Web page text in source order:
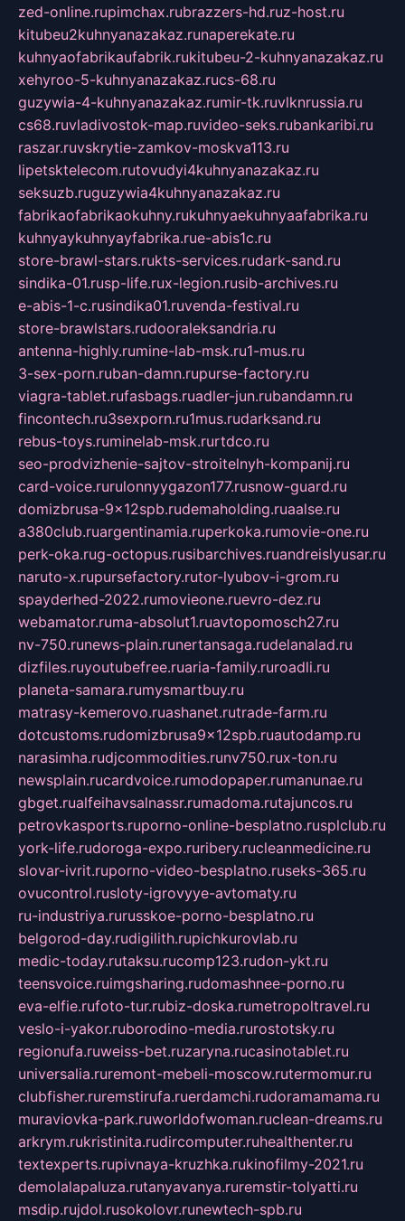
zed-online.rupimchax.rubrazzers-hd.ruz-host.ru
kitubeu2kuhnyanazakaz.runaperekate.ru
kuhnyaofabrikaufabrik.rukitubeu-2-kuhnyanazakaz.ru
xehyroo-5-kuhnyanazakaz.rucs-68.ru
guzywia-4-kuhnyanazakaz.rumir-tk.ruvlknrussia.ru
cs68.ruvladivostok-map.ruvideo-seks.rubankaribi.ru
raszar.ruvskrytie-zamkov-moskva113.ru
lipetsktelecom.rutovudyi4kuhnyanazakaz.ru
seksuzb.ruguzywia4kuhnyanazakaz.ru
fabrikaofabrikaokuhny.rukuhnyaekuhnyaafabrika.ru
kuhnyaykuhnyayfabrika.rue-abis1c.ru
store-brawl-stars.rukts-services.rudark-sand.ru
sindika-01.rusp-life.rux-legion.rusib-archives.ru
e-abis-1-c.rusindika01.ruvenda-festival.ru
store-brawlstars.rudooraleksandria.ru
antenna-highly.rumine-lab-msk.ru1-mus.ru
3-sex-porn.ruban-damn.rupurse-factory.ru
viagra-tablet.rufasbags.ruadler-jun.rubandamn.ru
fincontech.ru3sexporn.ru1mus.rudarksand.ru
rebus-toys.ruminelab-msk.rurtdco.ru
seo-prodvizhenie-sajtov-stroitelnyh-kompanij.ru
card-voice.rurulonnyygazon177.rusnow-guard.ru
domizbrusa-9x12spb.rudemaholding.ruaalse.ru
a380club.ruargentinamia.ruperkoka.rumovie-one.ru
perk-oka.rug-octopus.rusibarchives.ruandreislyusar.ru
naruto-x.rupursefactory.rutor-lyubov-i-grom.ru
spayderhed-2022.rumovieone.ruevro-dez.ru
webamator.ruma-absolut1.ruavtopomosch27.ru
nv-750.runews-plain.runertansaga.rudelanalad.ru
dizfiles.ruyoutubefree.ruaria-family.ruroadli.ru
planeta-samara.rumysmartbuy.ru
matrasy-kemerovo.ruashanet.rutrade-farm.ru
dotcustoms.rudomizbrusa9x12spb.ruautodamp.ru
narasimha.rudjcommodities.runv750.rux-ton.ru
newsplain.rucardvoice.rumodopaper.rumanunae.ru
gbget.rualfeihavsalnassr.rumadoma.rutajuncos.ru
petrovkasports.ruporno-online-besplatno.rusplclub.ru
york-life.rudoroga-expo.ruribery.rucleanmedicine.ru
slovar-ivrit.ruporno-video-besplatno.ruseks-365.ru
ovucontrol.rusloty-igrovyye-avtomaty.ru
ru-industriya.rurusskoe-porno-besplatno.ru
belgorod-day.rudigilith.rupichkurovlab.ru
medic-today.rutaksu.rucomp123.rudon-ykt.ru
teensvoice.ruimgsharing.rudomashnee-porno.ru
eva-elfie.rufoto-tur.rubiz-doska.rumetropoltravel.ru
veslo-i-yakor.ruborodino-media.rurostotsky.ru
regionufa.ruweiss-bet.ruzaryna.rucasinotablet.ru
universalia.ruremont-mebeli-moscow.rutermomur.ru
clubfisher.ruremstirufa.ruerdamchi.rudoramamama.ru
muraviovka-park.ruworldofwoman.ruclean-dreams.ru
arkrym.rukristinita.rudircomputer.ruhealthenter.ru
textexperts.rupivnaya-kruzhka.rukinofilmy-2021.ru
demolalapaluza.rutanyavanya.ruremstir-tolyatti.ru
msdip.rujdol.rusokolovr.runewtech-spb.ru